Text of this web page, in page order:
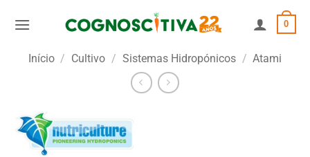
0
Início / Cultivo / Sistemas Hidropónicos / Atami